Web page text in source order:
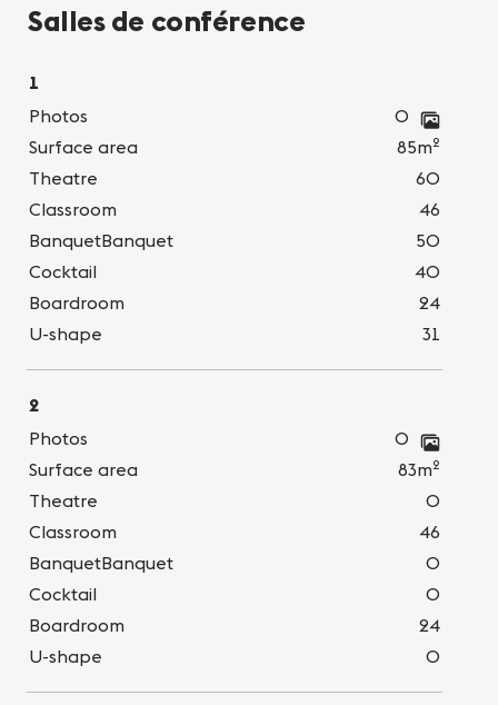
Salles de conférence
1
Photos
0
Surface area
85m2
Theatre
60
Classroom
46
BanquetBanquet
50
Cocktail
40
Boardroom
24
U-shape
31
2
Photos
0
Surface area
83m2
Theatre
0
Classroom
46
BanquetBanquet
0
Cocktail
0
Boardroom
24
U-shape
0